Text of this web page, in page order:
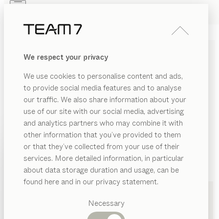
We respect your privacy
We use cookies to personalise content and ads,
to provide social media features and to analyse
our traffic. We also share information about your
use of our site with our social media, advertising
and analytics partners who may combine it with
other information that you’ve provided to them
or that they’ve collected from your use of their
services. More detailed information, in particular
about data storage duration and usage, can be
found here and in our privacy statement.
Necessary
PRODUKTE
INSPIRATION
HÄNDLER
Vorgeschlagene
Kategorien
PRODUKTE
INSPIRATION
ÜBER UNS
KÜCHEN IN FÜRTH VON
TEAM 7
LISTE
KARTE
Hartmann Einrichtungen GmbH